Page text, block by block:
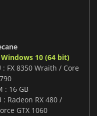
Windows 10 (64 bit)
: FX 8350 Wraith / Core
: 16 GB
: Radeon RX 480 /
GTX 1060